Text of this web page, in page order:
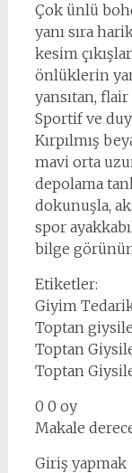
Çok ünlü
yanı sıra
kesim
önlüklerin
yansıtan,
Sportif ve
Kırpılmış
mavi orta
depolama
dokunuşla,
spor
bilge
Etiketler:
Giyim
Toptan
Toptan
Toptan
0 0 oy
Makale
Giriş yapmak